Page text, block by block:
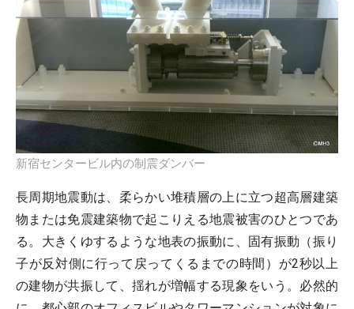
新宿センタービル内の制震ダンバー
長周期地震動は、柔らかい堆積層の上に立つ超高層建築
物または免震建築物で起こりえる地震被害のひとつであ
る。大きくゆするような地表の振動に、固有振動（振り
子が反対側に行って戻ってくるまでの時間）が2秒以上
の建物が共振して、揺れが増幅する現象をいう。必然的